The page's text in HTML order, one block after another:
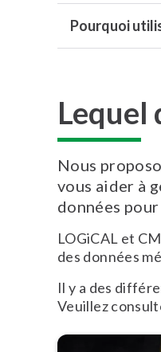
Pourquoi
Lequel
Nous
vous aider à
données
LOGiCAL et
des données
Il y a des
Veuillez